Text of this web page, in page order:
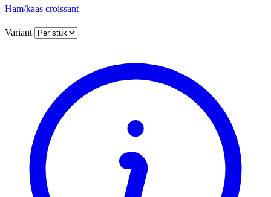
Ham/kaas croissant
Variant